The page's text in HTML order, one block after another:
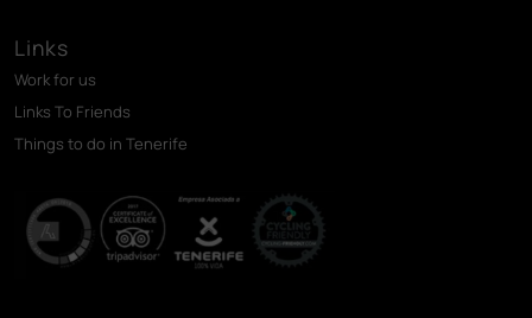
Links
Work for us
Links To Friends
Things to do in Tenerife